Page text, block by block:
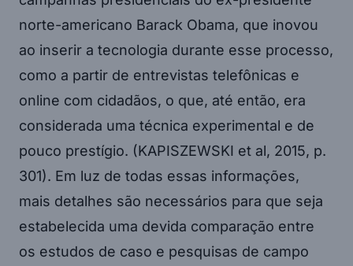
norte-americano Barack Obama, que inovou
ao inserir a tecnologia durante esse processo,
como a partir de entrevistas telefônicas e
online com cidadãos, o que, até então, era
considerada uma técnica experimental e de
pouco prestígio. (KAPISZEWSKI et al, 2015, p.
301). Em luz de todas essas informações,
mais detalhes são necessários para que seja
estabelecida uma devida comparação entre
os estudos de caso e pesquisas de campo